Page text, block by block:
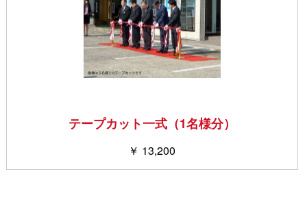
テープカット一式（1名様分）
￥ 13,200